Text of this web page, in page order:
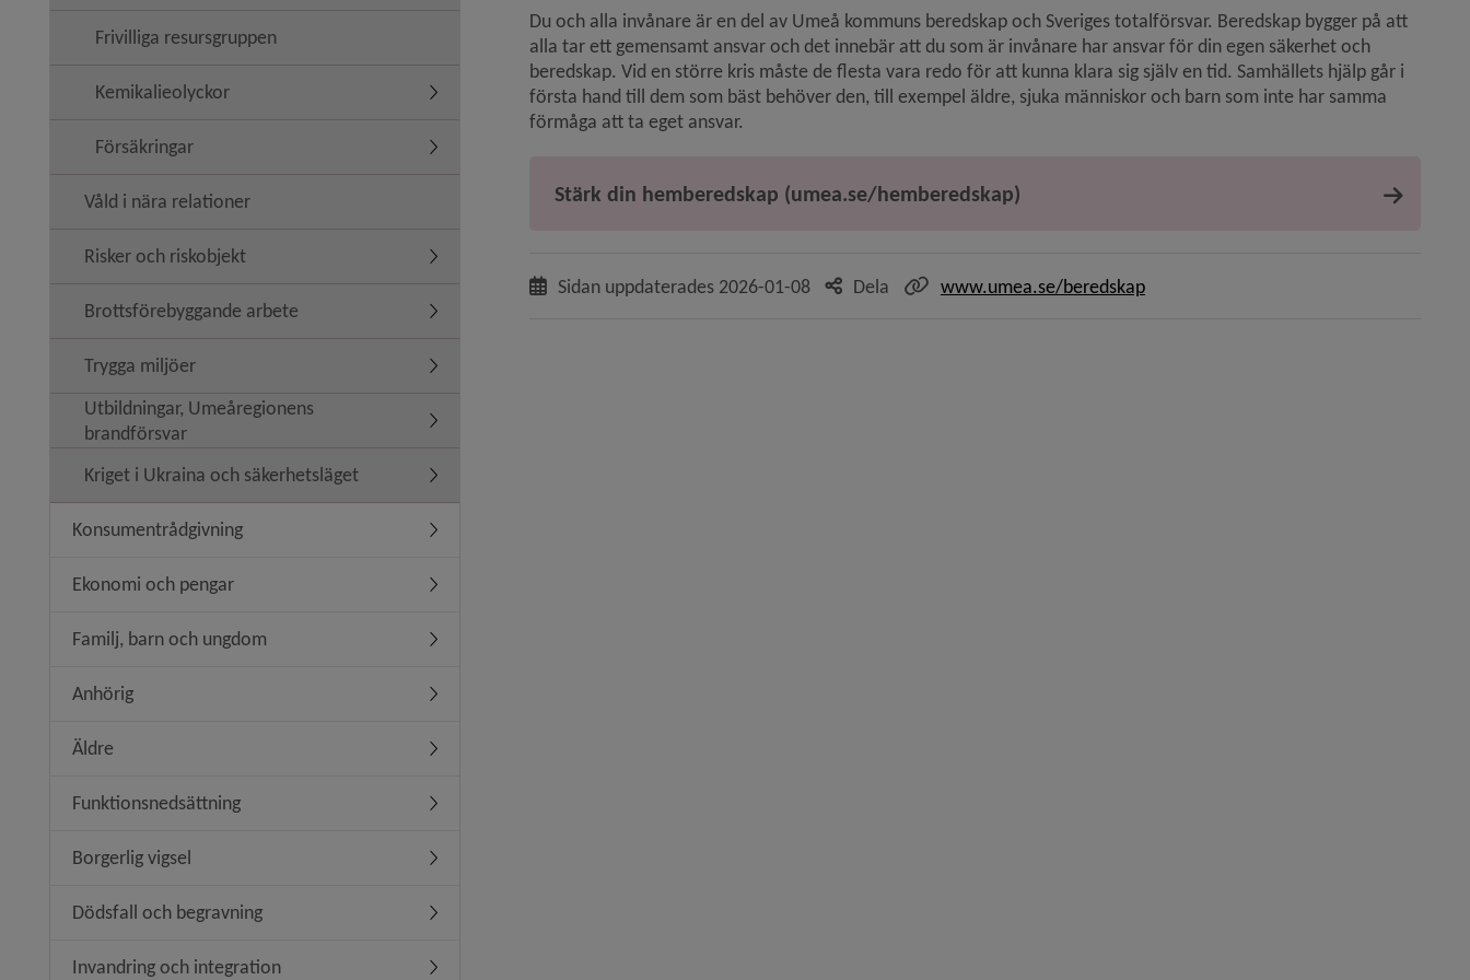
Frivilliga resursgruppen
Kemikalieolyckor Undermeny för Kemikalieolyckor
Försäkringar Undermeny för Försäkringar
Våld i nära relationer
Risker och riskobjekt Undermeny för Risker och riskobjekt
Brottsförebyggande arbete Undermeny för Brottsförebyggande arbete
Trygga miljöer Undermeny för Trygga miljöer
Utbildningar, Umeåregionens
brandförsvar
Undermeny för Utbildningar, Umeåregionens brandförsvar
Kriget i Ukraina och säkerhetsläget Undermeny för Kriget i Ukraina och säkerhetsläget
Konsumentrådgivning Undermeny för Konsumentrådgivning
Ekonomi och pengar Undermeny för Ekonomi och pengar
Familj, barn och ungdom Undermeny för Familj, barn och ungdom
Anhörig Undermeny för Anhörig
Äldre Undermeny för Äldre
Funktionsnedsättning Undermeny för Funktionsnedsättning
Borgerlig vigsel Undermeny för Borgerlig vigsel
Dödsfall och begravning Undermeny för Dödsfall och begravning
Invandring och integration Undermeny för Invandring och integration
Du och alla invånare är en del av Umeå kommuns beredskap och Sveriges totalförsvar. Beredskap bygger på att
alla tar ett gemensamt ansvar och det innebär att du som är invånare har ansvar för din egen säkerhet och
beredskap. Vid en större kris måste de flesta vara redo för att kunna klara sig själv en tid. Samhällets hjälp går i
första hand till dem som bäst behöver den, till exempel äldre, sjuka människor och barn som inte har samma
förmåga att ta eget ansvar.
Stärk din hemberedskap (umea.se/hemberedskap)
Sidan uppdaterades 2026-01-08 Dela www.umea.se/beredskap